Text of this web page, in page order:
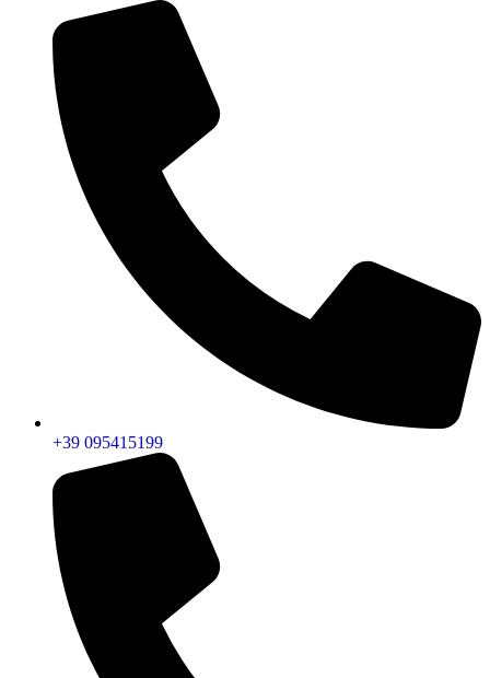
+39 095415199